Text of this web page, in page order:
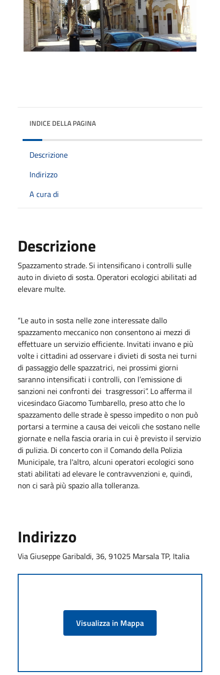
INDICE DELLA PAGINA
Descrizione
Indirizzo
A cura di
Descrizione
Spazzamento strade. Si intensificano i controlli sulle
auto in divieto di sosta. Operatori ecologici abilitati ad
elevare multe.
“Le auto in sosta nelle zone interessate dallo
spazzamento meccanico non consentono ai mezzi di
effettuare un servizio efficiente. Invitati invano e più
volte i cittadini ad osservare i divieti di sosta nei turni
di passaggio delle spazzatrici, nei prossimi giorni
saranno intensificati i controlli, con l’emissione di
sanzioni nei confronti dei trasgressori”. Lo afferma il
vicesindaco Giacomo Tumbarello, preso atto che lo
spazzamento delle strade è spesso impedito o non può
portarsi a termine a causa dei veicoli che sostano nelle
giornate e nella fascia oraria in cui è previsto il servizio
di pulizia. Di concerto con il Comando della Polizia
Municipale, tra l'altro, alcuni operatori ecologici sono
stati abilitati ad elevare le contravvenzioni e, quindi,
non ci sarà più spazio alla tolleranza.
Indirizzo
Via Giuseppe Garibaldi, 36, 91025 Marsala TP, Italia
Visualizza in Mappa